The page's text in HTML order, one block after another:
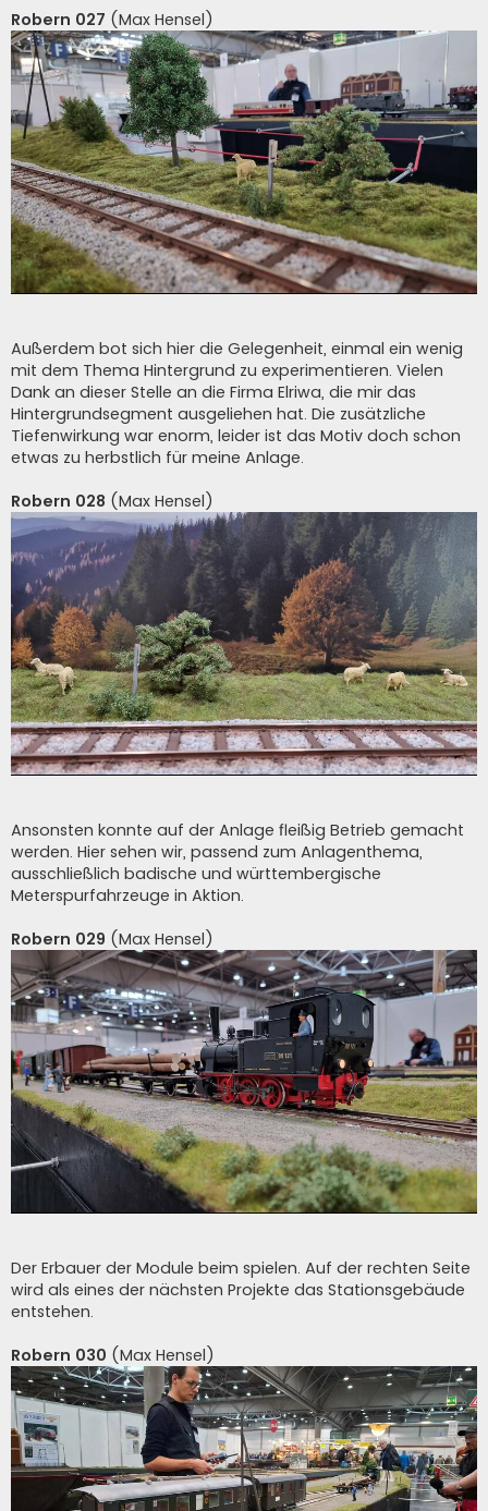
Robern 027 (Max Hensel)
Außerdem bot sich hier die Gelegenheit, einmal ein wenig
mit dem Thema Hintergrund zu experimentieren. Vielen
Dank an dieser Stelle an die Firma Elriwa, die mir das
Hintergrundsegment ausgeliehen hat. Die zusätzliche
Tiefenwirkung war enorm, leider ist das Motiv doch schon
etwas zu herbstlich für meine Anlage.
Robern 028 (Max Hensel)
Ansonsten konnte auf der Anlage fleißig Betrieb gemacht
werden. Hier sehen wir, passend zum Anlagenthema,
ausschließlich badische und württembergische
Meterspurfahrzeuge in Aktion.
Robern 029 (Max Hensel)
Der Erbauer der Module beim spielen. Auf der rechten Seite
wird als eines der nächsten Projekte das Stationsgebäude
entstehen.
Robern 030 (Max Hensel)